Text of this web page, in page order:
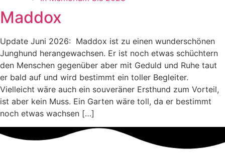
Maddox
Update Juni 2026: Maddox ist zu einen wunderschönen
Junghund herangewachsen. Er ist noch etwas schüchtern
den Menschen gegenüber aber mit Geduld und Ruhe taut
er bald auf und wird bestimmt ein toller Begleiter.
Vielleicht wäre auch ein souveräner Ersthund zum Vorteil,
ist aber kein Muss. Ein Garten wäre toll, da er bestimmt
noch etwas wachsen […]